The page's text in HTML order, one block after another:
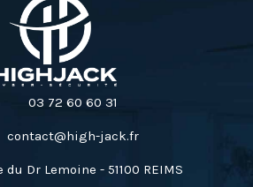
03 72 60 60 31
contact@high-jack.fr
du Dr Lemoine - 51100 REIMS